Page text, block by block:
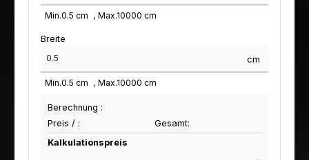
Min.0.5 cm Max.10000 cm
Breite
cm
Min.0.5 cm Max.10000 cm
Berechnung :
Preis / :
Gesamt:
Kalkulationspreis